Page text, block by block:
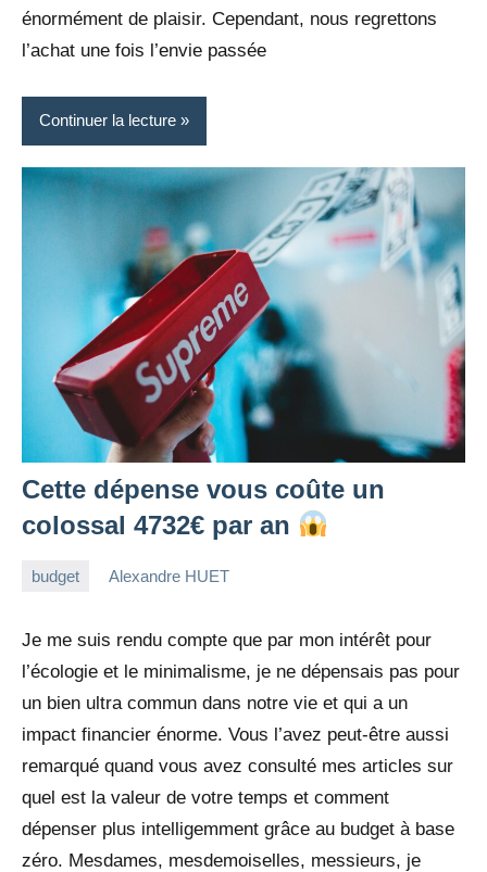
énormément de plaisir. Cependant, nous regrettons
l’achat une fois l’envie passée
Continuer la lecture
Cette dépense vous coûte un
colossal 4732€ par an
budget
2022
Alexandre HUET
Je me suis rendu compte que par mon intérêt pour
l’écologie et le minimalisme, je ne dépensais pas pour
un bien ultra commun dans notre vie et qui a un
impact financier énorme. Vous l’avez peut-être aussi
remarqué quand vous avez consulté mes articles sur
quel est la valeur de votre temps et comment
dépenser plus intelligemment grâce au budget à base
zéro. Mesdames, mesdemoiselles, messieurs, je